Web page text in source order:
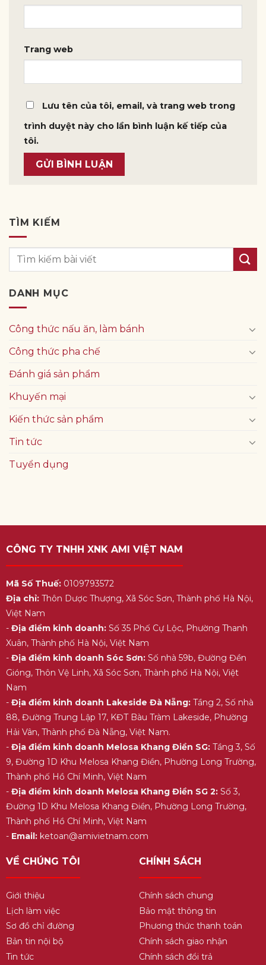
Trang web
Lưu tên của tôi, email, và trang web trong
trình duyệt này cho lần bình luận kế tiếp của
tôi.
TÌM KIẾM
DANH MỤC
Công thức nấu ăn, làm bánh
Công thức pha chế
Đánh giá sản phẩm
Khuyến mại
Kiến thức sản phẩm
Tin tức
Tuyển dụng
CÔNG TY TNHH XNK AMI VIỆT NAM
Mã Số Thuế:0109793572
Địa chỉ:Thôn Dược Thượng, Xã Sóc Sơn, Thành phố Hà Nội,
Việt Nam
- Địa điểm kinh doanh:Số 35 Phố Cự Lộc, Phường Thanh
Xuân, Thành phố Hà Nội, Việt Nam
- Địa điểm kinh doanh Sóc Sơn:Số nhà 59b, Đường Đền
Gióng, Thôn Vệ Linh, Xã Sóc Sơn, Thành phố Hà Nội, Việt
Nam
- Địa điểm kinh doanh Lakeside Đà Nẵng:Tầng 2, Số nhà
88, Đường Trung Lập 17, KĐT Bàu Tràm Lakeside, Phường
Hải Vân, Thành phố Đà Nẵng, Việt Nam.
- Địa điểm kinh doanh Melosa Khang Điền SG:Tầng 3, Số
9, Đường 1D Khu Melosa Khang Điền, Phường Long Trường,
Thành phố Hồ Chí Minh, Việt Nam
- Địa điểm kinh doanh Melosa Khang Điền SG 2:Số 3,
Đường 1D Khu Melosa Khang Điền, Phường Long Trường,
Thành phố Hồ Chí Minh, Việt Nam
- Email:ketoan@amivietnam.com
VỀ CHÚNG TÔI
Giới thiệu
Lịch làm việc
Sơ đồ chỉ đường
Bản tin nội bộ
Tin tức
CHÍNH SÁCH
Chính sách chung
Bảo mật thông tin
Phương thức thanh toán
Chính sách giao nhận
Chính sách đổi trả